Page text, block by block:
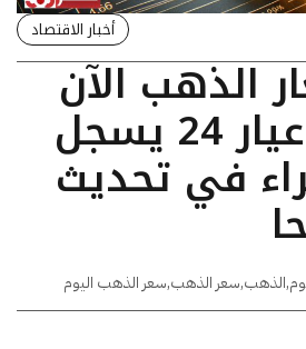
أخبار الاقتصاد
الذهب الآن
في مصر: عيار 24 يسجل
في تحديث
,الذهب,سعر الذهب,سعر الذهب اليوم